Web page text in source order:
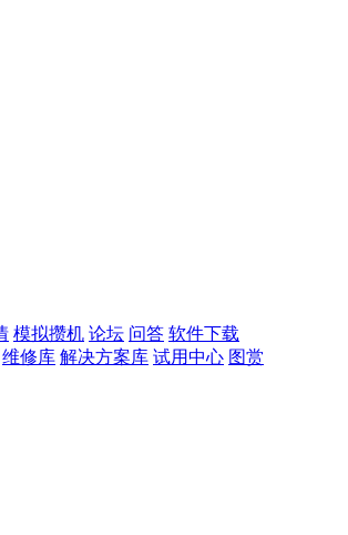
模拟攒机 论坛 问答 软件下载
维修库 解决方案库 试用中心 图赏